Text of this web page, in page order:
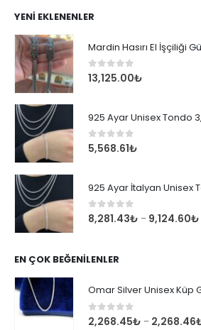
YENI EKLENENLER
0out of 5
13,125.00₺
925 Ayar Unisex Tondo
0 out of 5
5,568.61₺
0 out of 5
8,281.43₺ – 9,124.60₺
EN ÇOK BEĞENILENLER
Omar Silver Unisex Küp
0 out of 5
2,268.45₺ – 2,268.46